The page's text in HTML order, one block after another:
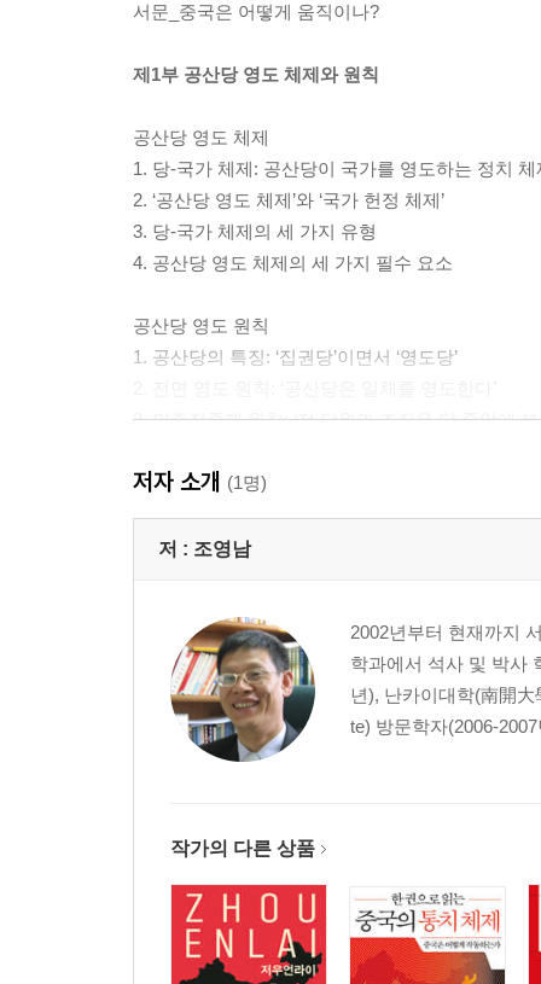
서문_중국은 어떻게 움직이나?
제1부 공산당 영도 체제와 원칙
공산당 영도 체제
1. 당-국가 체제: 공산당이 국가를 영도하는 정치 체
2. ‘공산당 영도 체제’와 ‘국가 헌정 체제’
3. 당-국가 체제의 세 가지 유형
4. 공산당 영도 체제의 세 가지 필수 요소
공산당 영도 원칙
1. 공산당의 특징: ‘집권당’이면서 ‘영도당’
3. 민주집중제 원칙: ‘전 당원과 조직은 당 중앙에 복
5. 통일전선 원칙: 공산당 영도하의 다당합작
제2부 공산당 조직
1. 전국대표대회(당대회): 5년에 한 번 열리는 정치
2. 중앙위원회: 1년에 한 번 열리는 정치행사
3. 정치국: 명실상부한 공산당의 영도 핵심
4. 정치국 상무위원회: 사실상의 당 중앙
5. 총서기와 중앙서기처
당조와 영도소조: ‘특별한’ 영도조직
1. 당조의 성격과 임무
2. 당조의 종류: ‘당조’와 ‘당조 성질의 당위’
저자 소개 (1명)
저 : 조영남
2002년부터 현재까지
학과에서 석사 및 박사
년), 난카이대학(南開
te) 방문학자(2006-
작가의 다른 상품